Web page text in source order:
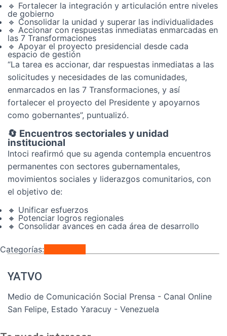
🔹 Fortalecer la integración y articulación entre niveles
de gobierno
🔹 Consolidar la unidad y superar las individualidades
🔹 Accionar con respuestas inmediatas enmarcadas en
las 7 Transformaciones
🔹 Apoyar el proyecto presidencial desde cada
espacio de gestión
“La tarea es accionar, dar respuestas inmediatas a las
solicitudes y necesidades de las comunidades,
enmarcados en las 7 Transformaciones, y así
fortalecer el proyecto del Presidente y apoyarnos
como gobernantes”, puntualizó.
🔄 Encuentros sectoriales y unidad
institucional
Intoci reafirmó que su agenda contempla encuentros
permanentes con sectores gubernamentales,
movimientos sociales y liderazgos comunitarios, con
el objetivo de:
🔸 Unificar esfuerzos
🔸 Potenciar logros regionales
🔸 Consolidar avances en cada área de desarrollo
Categorías:
YATVO
Medio de Comunicación Social Prensa - Canal Online
San Felipe, Estado Yaracuy - Venezuela